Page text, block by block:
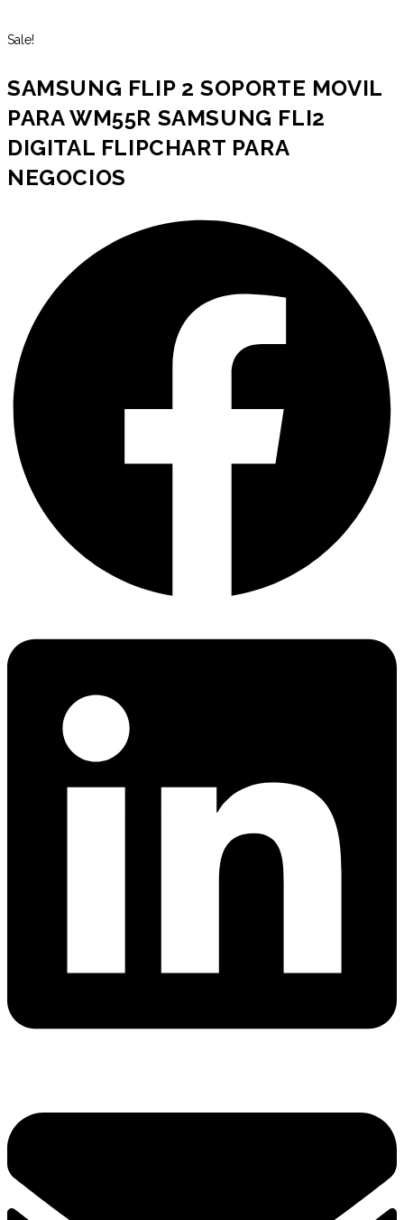
Sale!
SAMSUNG FLIP 2 SOPORTE MOVIL
PARA WM55R SAMSUNG FLI2
DIGITAL FLIPCHART PARA
NEGOCIOS